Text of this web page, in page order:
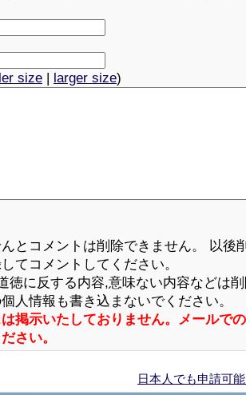
size | larger size)
とコメントは削除できません。 以後
てコメントしてください。
徳に反する内容,意味ない内容などは
人情報も書き込まないでください。
掲示いたしておりません。メールで
さい。
日本人でも申請可